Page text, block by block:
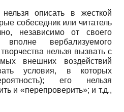
нельзя описать в жесткой
собеседник или читатель
независимо от своего
вербализуемого
нельзя вызвать с
внешних воздействий
условия, в которых
его нельзя
и «перепроверить»; и т.д.,